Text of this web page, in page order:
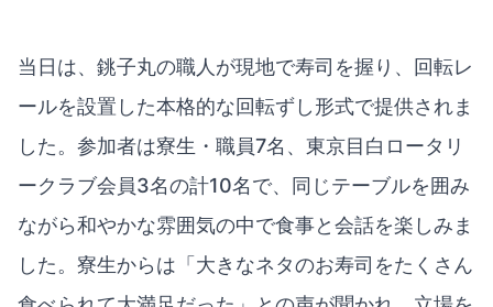
当日は、銚子丸の職人が現地で寿司を握り、回転レ
ールを設置した本格的な回転ずし形式で提供されま
した。参加者は寮生・職員7名、東京目白ロータリ
ークラブ会員3名の計10名で、同じテーブルを囲み
ながら和やかな雰囲気の中で食事と会話を楽しみま
した。寮生からは「大きなネタのお寿司をたくさん